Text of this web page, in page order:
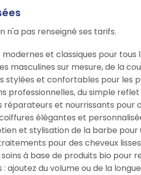
n'a pas renseigné ses tarifs.
et classiques pour tous
masculines sur mesure, de la
stylées et confortables pour les
professionnelles, du simple
réparateurs et nourrissants pour
élégantes et
et stylisation de la barbe pour
pour des cheveux
à base de produits bio pour
: ajoutez du volume ou de la